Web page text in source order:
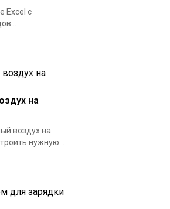
Excel с
на
воздух на
нужную...